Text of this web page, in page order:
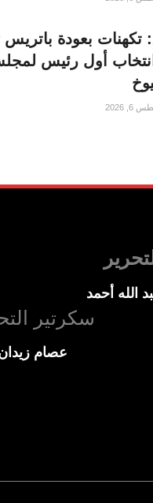
تكهنات بعودة باتريس
أول رئيس
2026
الله أحمد
سكرتير
عصام